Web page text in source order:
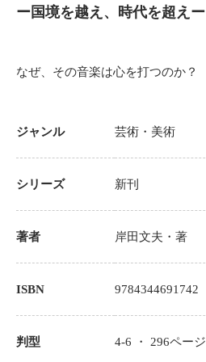
ー国境を越え、時代を超えー
なぜ、その音楽は心を打つのか？
ジャンル 芸術・美術
シリーズ 新刊
著者 岸田文夫 ・著
ISBN 9784344691742
判型 4-6 ・ 296ページ